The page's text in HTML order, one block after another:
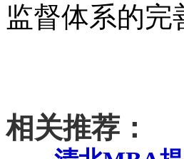
监督体系的完
相关推荐：